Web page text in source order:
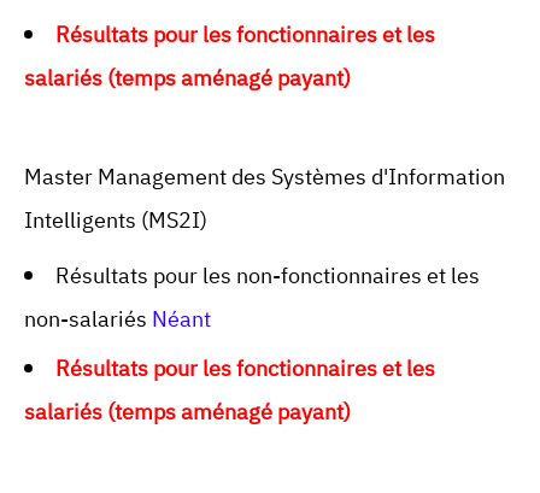
Résultats pour les fonctionnaires et les
salariés (temps aménagé payant)
Master Management des Systèmes d'Information
Intelligents (MS2I)
Résultats pour les non-fonctionnaires et les
non-salariés Néant
Résultats pour les fonctionnaires et les
salariés (temps aménagé payant)